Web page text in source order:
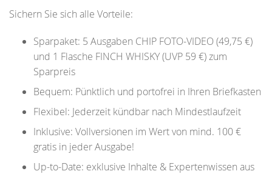
Sichern Sie sich alle Vorteile:
Sparpaket: 5 Ausgaben CHIP FOTO-VIDEO (49,75 €)
und 1 Flasche FINCH WHISKY (UVP 59 €) zum
Sparpreis
Bequem: Pünktlich und portofrei in Ihren Briefkasten
Flexibel: Jederzeit kündbar nach Mindestlaufzeit
Inklusive: Vollversionen im Wert von mind. 100 €
gratis in jeder Ausgabe!
Up-to-Date: exklusive Inhalte & Expertenwissen aus